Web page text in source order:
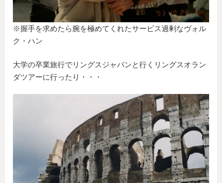
※握手を求めたら腕を極めてくれたサービス過剰なヴォル
ク・ハン
大学の卒業旅行でリングスジャパンと行くリングスオラン
ダツアーに行ったり・・・